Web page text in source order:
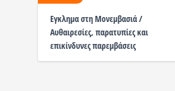
Εγκλημα στη Μονεμβασιά /
Αυθαιρεσίες, παρατυπίες και
επικίνδυνες παρεμβάσεις